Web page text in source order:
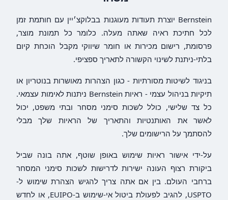
Bernstein יוצרת תעודות מעוגנות בבלוקצ׳יין עם חותמת זמן
לכל חתיכת ראיה שאתה מעלה. כלומר כל תמונת מוצר,
פרסומת, רישום מכירות או חומר שיווקי מקבל הוכחת קיום
בלתי-ניתנת לשינוי הקשורה לתאריך ספציפי.
בניגוד לשיטות מסורתיות - כגון הצהרות מאושרות בנוטריון או
תיקיות בניהול עצמי - ראיות Bernstein ניתנות לאימות עצמאי.
כל צד שלישי, כולל לשכות סימני מסחר ובתי משפט, יכול
לאשר את האותנטיות והתאריך של הראיות שלך מבלי
להסתמך על הרישומים שלך.
על-ידי אישור ראיות שימוש באופן שוטף, אתה בונה שביל
ביקורת רצוף העונה ישירות לדרישות לשכות סימני המסחר
ברחבי העולם. בין אם אתה צריך להגיש הצהרת שימוש ל-
USPTO, להגיב לפעולת ביטול אי-שימוש ב-EUIPO, או לחדש